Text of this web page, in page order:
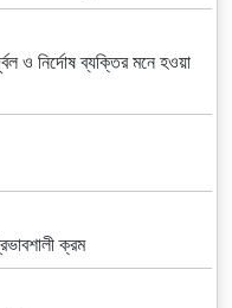
ও নির্দোষ ব্যক্তির মনে হওয়া
ক্রম